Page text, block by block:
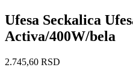
Ufesa Seckalica
Activa/400W/bela
2.745,60 RSD